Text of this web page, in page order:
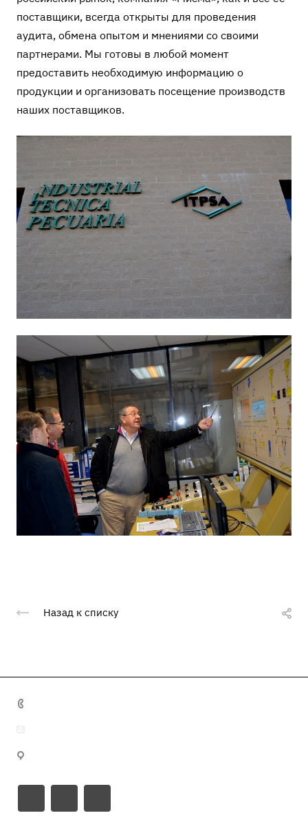
поставщики, всегда открыты для проведения
аудита, обмена опытом и мнениями со своими
партнерами. Мы готовы в любой момент
предоставить необходимую информацию о
продукции и организовать посещение производств
наших поставщиков.
Назад к списку